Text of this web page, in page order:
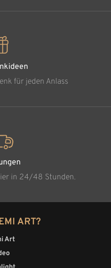
für jeden Anlass
in 24/48 Stunden.
ART?
Art